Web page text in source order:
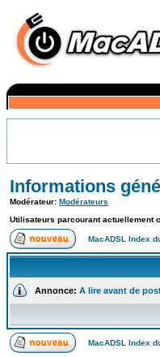
Informations
Modérateur: Modérateurs
Utilisateurs parcourant actuellement
MacADSL Index
Annonce: A lire avant de
MacADSL Index